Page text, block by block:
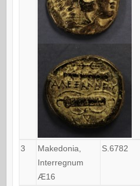
3
Makedonia,
Interregnum
Æ16
S.6782